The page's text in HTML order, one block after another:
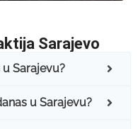
Sarajevo
Sarajevu?
u Sarajevu?